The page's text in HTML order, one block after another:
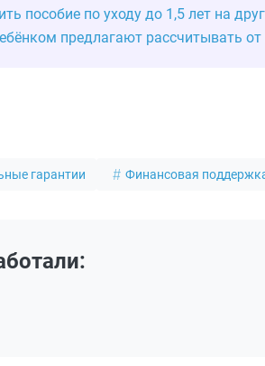
пособие по уходу до 1,5 лет на
предлагают рассчитывать
гарантии Финансовая